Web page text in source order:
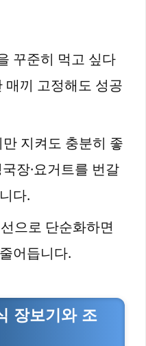
꾸준히 먹고 싶다
매끼 고정해도 성공
지켜도 충분히 좋
장·요거트를 번갈
다.
으로 단순화하면
어듭니다.
장보기와 조